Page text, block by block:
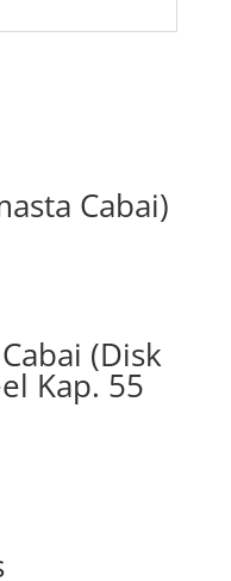
Cabai)
(Disk
Kap. 55